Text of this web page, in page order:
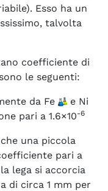
Esso ha un
talvolta
coefficiente di
le seguenti:
da Fe
e Ni
pari a 1.6×10-6
una piccola
pari a
lega si accorcia
di circa 1 mm per